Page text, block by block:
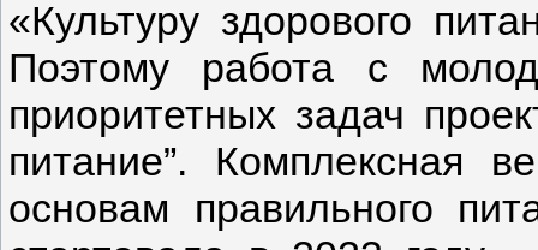
«Культуру здорового
Поэтому работа с
приоритетных задач
питание”. Комплексная
основам правильного